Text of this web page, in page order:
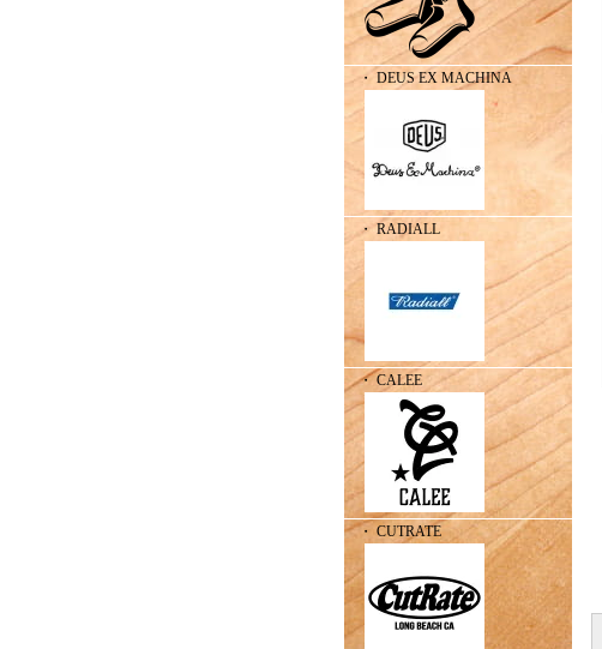
・ DEUS EX MACHINA
・ RADIALL
・ CALEE
・ CUTRATE